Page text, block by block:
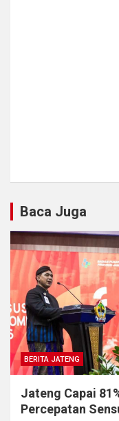
Baca Juga
BERITA JATENG
Jateng Capai
Percepatan